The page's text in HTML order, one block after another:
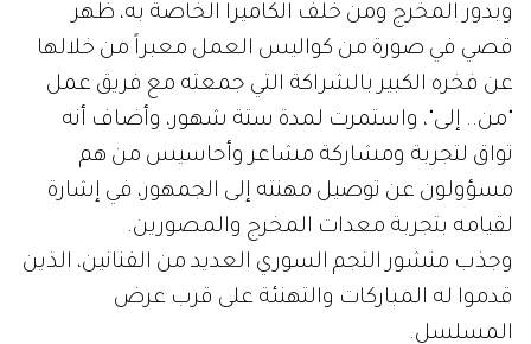
وبدور المخرج ومن خلف الكاميرا الخاصة به، ظهر
قصي في صورة من كواليس العمل معبراً من خلالها
عن فخره الكبير بالشراكة التي جمعته مع فريق عمل
"من.. إلى"، واستمرت لمدة ستة شهور، وأضاف أنه
تواق لتجربة ومشاركة مشاعر وأحاسيس من هم
مسؤولون عن توصيل مهنته إلى الجمهور، في إشارة
لقيامه بتجربة معدات المخرج والمصورين.
وجذب منشور النجم السوري العديد من الفنانين، الذين
قدموا له المباركات والتهنئة على قرب عرض
المسلسل.